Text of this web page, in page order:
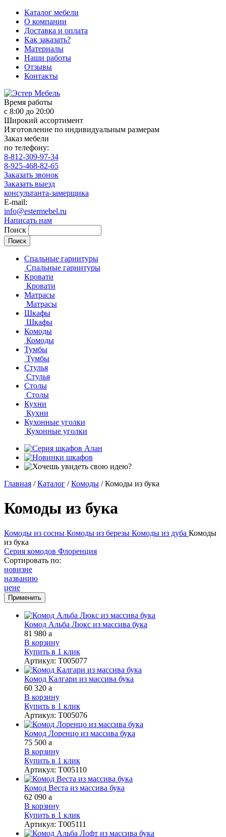
Каталог мебели
О компании
Доставка и оплата
Как заказать?
Материалы
Наши работы
Отзывы
Контакты
Время работы
с 8:00 до 20:00
Широкий ассортимент
Изготовление по индивидуальным размерам
Заказ мебели
по телефону:
8-812-309-97-34
8-925-468-82-65
Заказать звонок
Заказать выезд
консультанта-замерщика
E-mail:
info@estermebel.ru
Написать нам
Поиск
Спальные гарнитуры
Спальные гарнитуры
Кровати
Кровати
Матрасы
Матрасы
Шкафы
Шкафы
Комоды
Комоды
Тумбы
Тумбы
Стулья
Стулья
Столы
Столы
Кухни
Кухни
Кухонные уголки
Кухонные уголки
Главная / Каталог / Комоды / Комоды из бука
Комоды из бука
Комоды из сосны Комоды из березы Комоды из дуба Комоды
из бука
Серия комодов Флоренция
Сортировать по:
новизне
названию
цене
Комод Альба Люкс из массива бука
81 980 a
В корзину
Купить в 1 клик
Артикул: Т005077
Комод Калгари из массива бука
60 320 a
В корзину
Купить в 1 клик
Артикул: Т005076
Комод Лоренцо из массива бука
75 500 a
В корзину
Купить в 1 клик
Артикул: Т005110
Комод Веста из массива бука
62 090 a
В корзину
Купить в 1 клик
Артикул: Т005111